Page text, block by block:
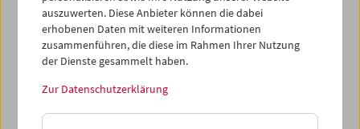
English language or subtitles
< Vorherige Woche
Mo 26.10.
auszuwerten. Diese Anbieter können die dabei
erhobenen Daten mit weiteren Informationen
zusammenführen, die diese im Rahmen Ihrer Nutzung
der Dienste gesammelt haben.
Zur Datenschutzerklärung